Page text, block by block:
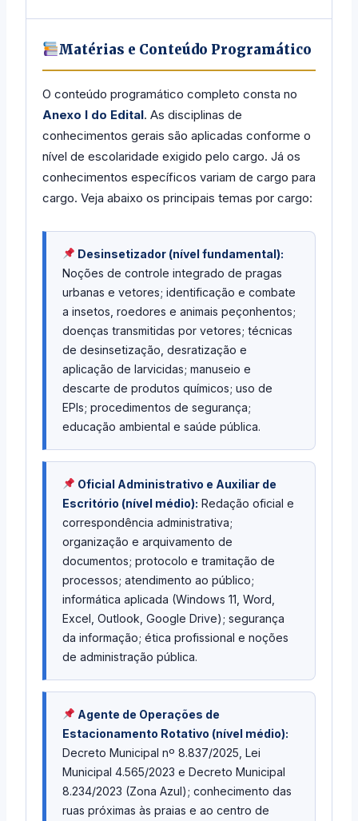
Matérias e Conteúdo Programático
O conteúdo programático completo consta no
Anexo I do Edital. As disciplinas de
conhecimentos gerais são aplicadas conforme o
nível de escolaridade exigido pelo cargo. Já os
conhecimentos específicos variam de cargo para
cargo. Veja abaixo os principais temas por cargo:
Desinsetizador (nível fundamental):
Noções de controle integrado de pragas
urbanas e vetores; identificação e combate
a insetos, roedores e animais peçonhentos;
doenças transmitidas por vetores; técnicas
de desinsetização, desratização e
aplicação de larvicidas; manuseio e
descarte de produtos químicos; uso de
EPIs; procedimentos de segurança;
educação ambiental e saúde pública.
Oficial Administrativo e Auxiliar de
Escritório (nível médio): Redação oficial e
correspondência administrativa;
organização e arquivamento de
documentos; protocolo e tramitação de
processos; atendimento ao público;
informática aplicada (Windows 11, Word,
Excel, Outlook, Google Drive); segurança
da informação; ética profissional e noções
de administração pública.
Agente de Operações de
Estacionamento Rotativo (nível médio):
Decreto Municipal nº 8.837/2025, Lei
Municipal 4.565/2023 e Decreto Municipal
8.234/2023 (Zona Azul); conhecimento das
ruas próximas às praias e ao centro de